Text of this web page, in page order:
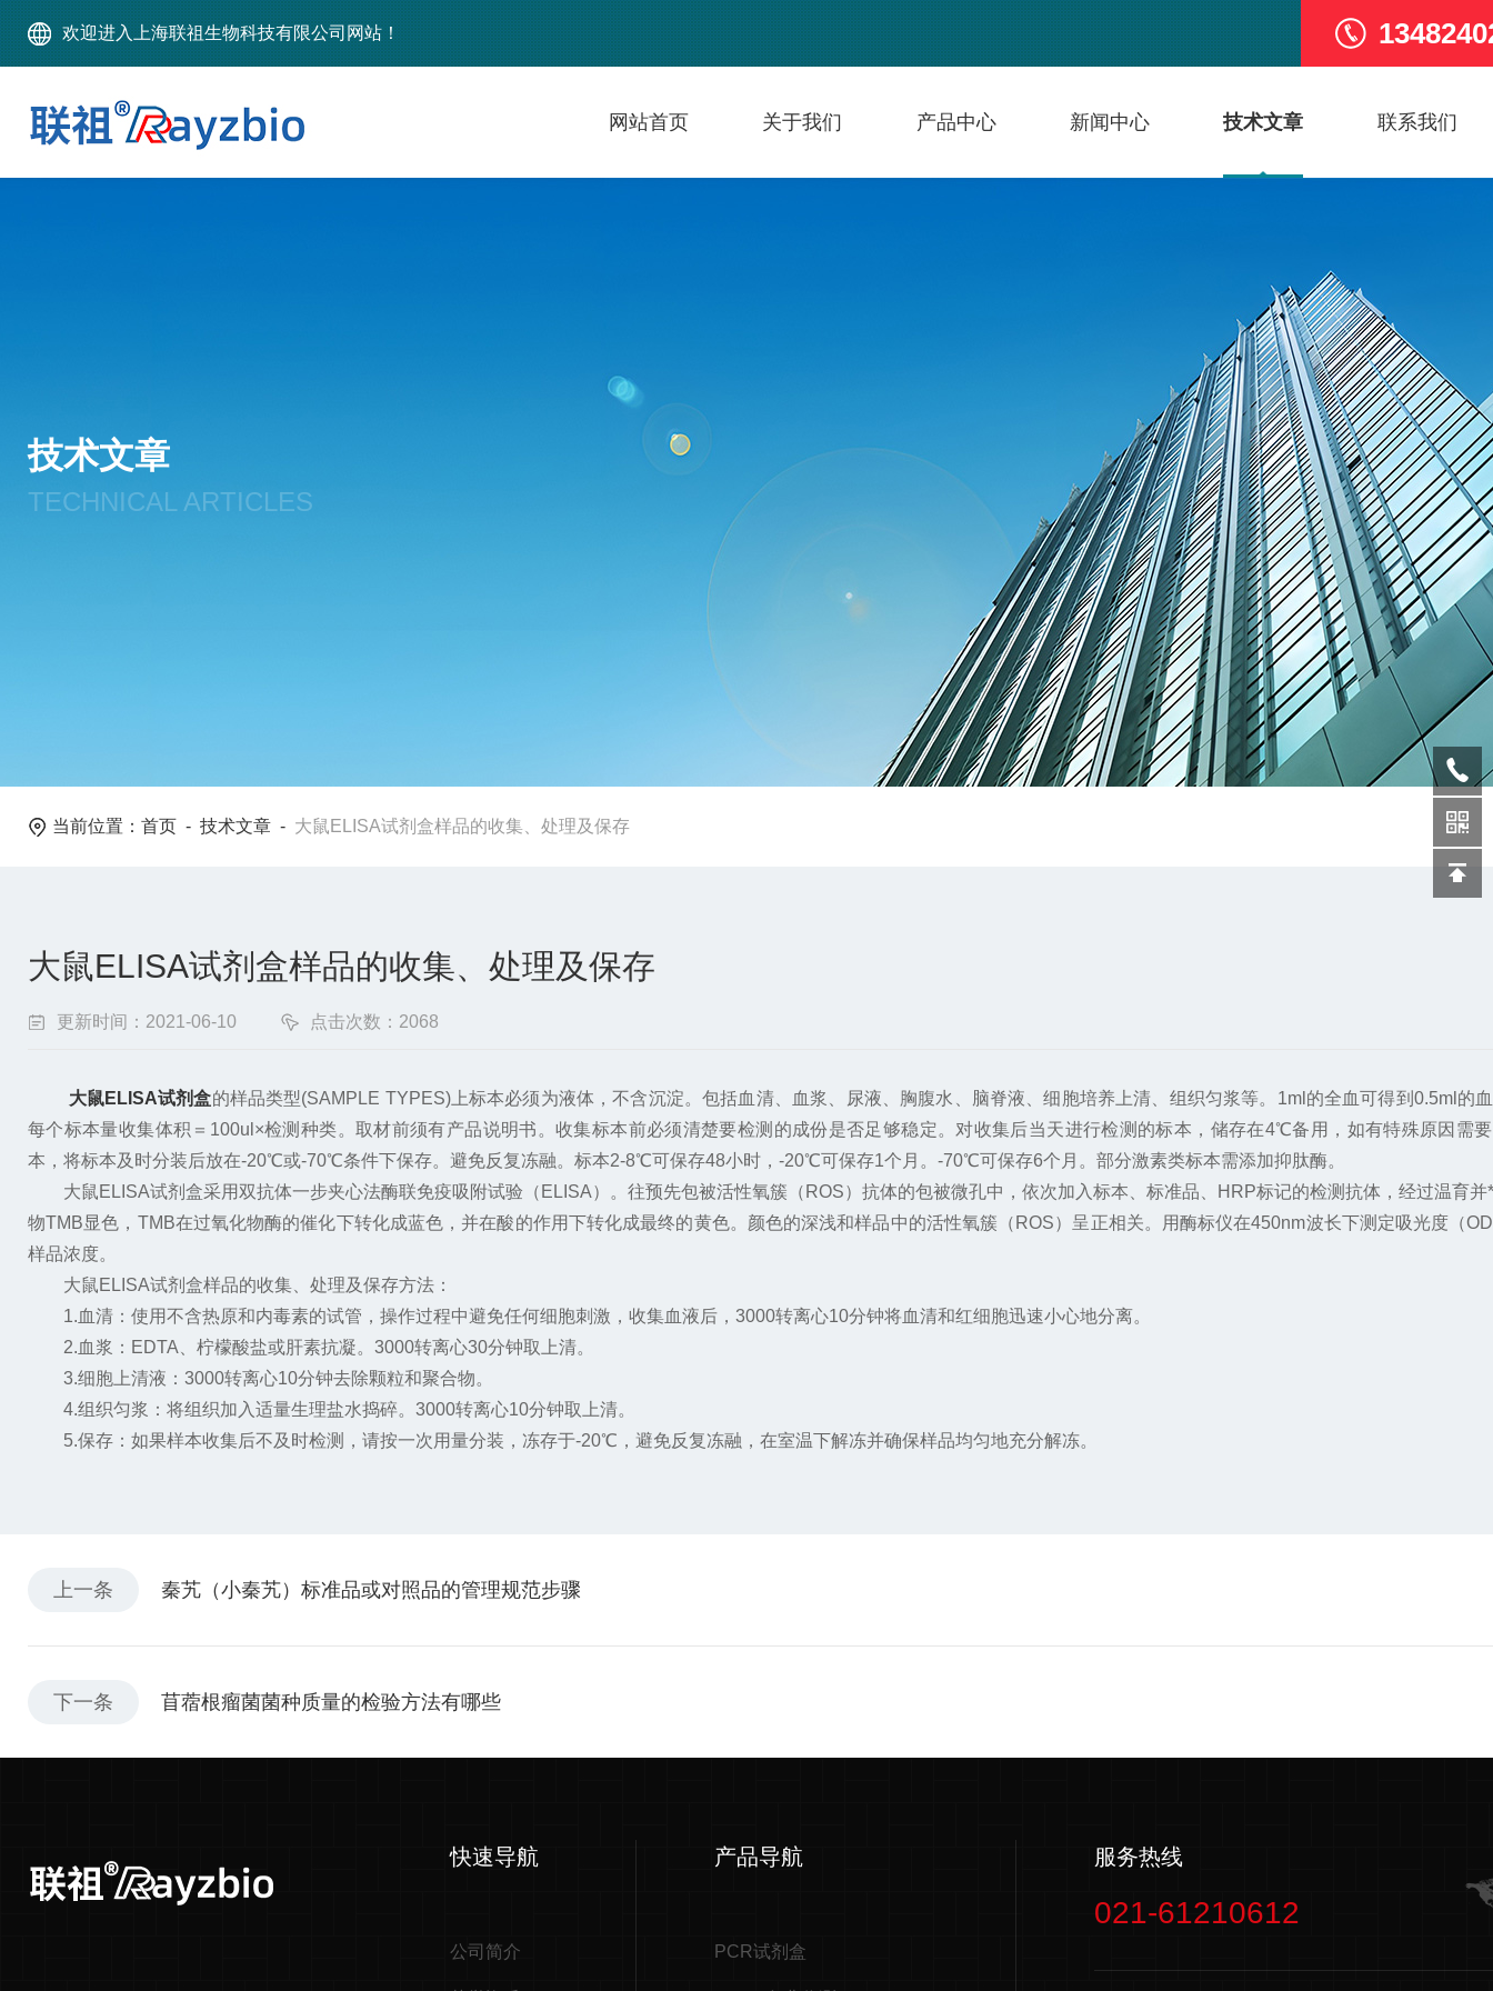
欢迎进入上海联祖生物科技有限公司网站！
网站首页 关于我们 产品中心 新闻中心 技术文章 联系我们
技术文章
TECHNICAL ARTICLES
当前位置： 首页 - 技术文章 - 大鼠ELISA试剂盒样品的收集、处理及保存
大鼠ELISA试剂盒样品的收集、处理及保存
更新时间：2021-06-10 点击次数：2068
大鼠ELISA试剂盒的样品类型(SAMPLE TYPES)上标本必须为液体，不含沉淀。包括血清、血浆、尿液、胸腹水、脑脊液、细胞培养上清、组织匀浆等。1ml的全血可得到0.5ml的
每个标本量收集体积＝100ul×检测种类。取材前须有产品说明书。收集标本前必须清楚要检测的成份是否足够稳定。对收集后当天进行检测的标本，储存在4℃备用，如有特殊原因需
本，将标本及时分装后放在-20℃或-70℃条件下保存。避免反复冻融。标本2-8℃可保存48小时，-20℃可保存1个月。-70℃可保存6个月。部分激素类标本需添加抑肽酶。
大鼠ELISA试剂盒采用双抗体一步夹心法酶联免疫吸附试验（ELISA）。往预先包被活性氧簇（ROS）抗体的包被微孔中，依次加入标本、标准品、HRP标记的检测抗体，经过温育并
物TMB显色，TMB在过氧化物酶的催化下转化成蓝色，并在酸的作用下转化成最终的黄色。颜色的深浅和样品中的活性氧簇（ROS）呈正相关。用酶标仪在450nm波长下测定吸光度（
样品浓度。
大鼠ELISA试剂盒样品的收集、处理及保存方法：
1.血清：使用不含热原和内毒素的试管，操作过程中避免任何细胞刺激，收集血液后，3000转离心10分钟将血清和红细胞迅速小心地分离。
2.血浆：EDTA、柠檬酸盐或肝素抗凝。3000转离心30分钟取上清。
3.细胞上清液：3000转离心10分钟去除颗粒和聚合物。
4.组织匀浆：将组织加入适量生理盐水捣碎。3000转离心10分钟取上清。
5.保存：如果样本收集后不及时检测，请按一次用量分装，冻存于-20℃，避免反复冻融，在室温下解冻并确保样品均匀地充分解冻。
上一条 秦艽（小秦艽）标准品或对照品的管理规范步骤
下一条 苜蓿根瘤菌菌种质量的检验方法有哪些
快速导航
公司简介
产品导航
PCR试剂盒
服务热线
021-61210612